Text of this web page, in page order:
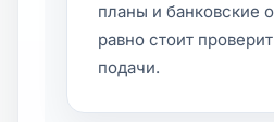
планы и банковские
равно стоит
подачи.